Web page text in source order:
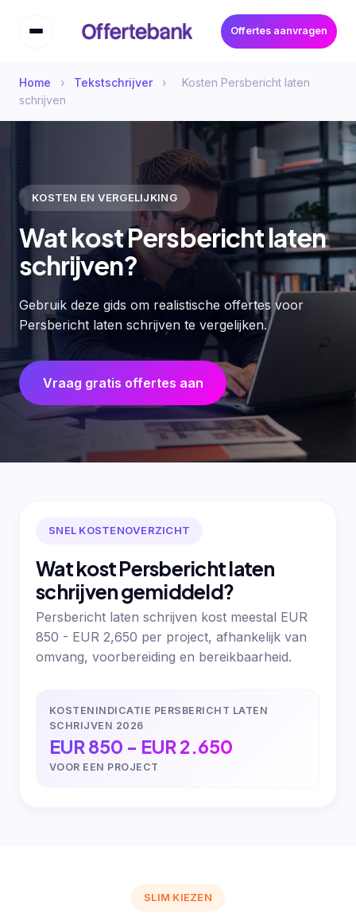
Offertes aanvragen
Home › Tekstschrijver ›
Kosten Persbericht laten
schrijven
KOSTEN EN VERGELIJKING
Wat kost Persbericht laten
schrijven?
Gebruik deze gids om realistische offertes voor
Persbericht laten schrijven te vergelijken.
Vraag gratis offertes aan
SNEL KOSTENOVERZICHT
Wat kost Persbericht laten
schrijven gemiddeld?
Persbericht laten schrijven kost meestal EUR
850 - EUR 2,650 per project, afhankelijk van
omvang, voorbereiding en bereikbaarheid.
KOSTENINDICATIE PERSBERICHT LATEN
SCHRIJVEN 2026
EUR 850 - EUR 2.650
VOOR EEN PROJECT
SLIM KIEZEN